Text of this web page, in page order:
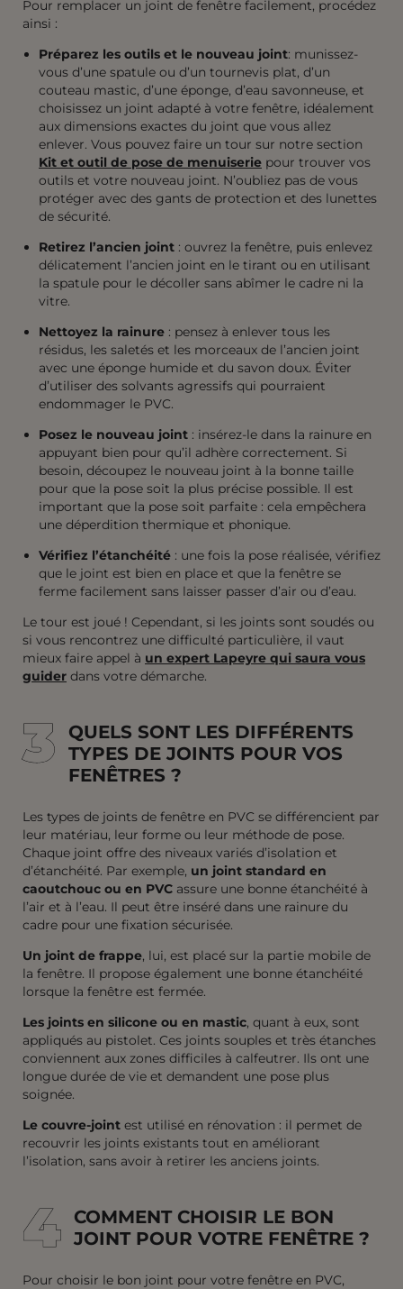
Pour remplacer un joint de fenêtre facilement, procédez
ainsi :
Préparez les outils et le nouveau joint: munissez-
vous d’une spatule ou d’un tournevis plat, d’un
couteau mastic, d’une éponge, d’eau savonneuse, et
choisissez un joint adapté à votre fenêtre, idéalement
aux dimensions exactes du joint que vous allez
enlever. Vous pouvez faire un tour sur notre section
Kit et outil de pose de menuiserie pour trouver vos
outils et votre nouveau joint. N’oubliez pas de vous
protéger avec des gants de protection et des lunettes
de sécurité.
Retirez l’ancien joint : ouvrez la fenêtre, puis enlevez
délicatement l’ancien joint en le tirant ou en utilisant
la spatule pour le décoller sans abîmer le cadre ni la
vitre.
Nettoyez la rainure : pensez à enlever tous les
résidus, les saletés et les morceaux de l’ancien joint
avec une éponge humide et du savon doux. Éviter
d’utiliser des solvants agressifs qui pourraient
endommager le PVC.
Posez le nouveau joint : insérez-le dans la rainure en
appuyant bien pour qu’il adhère correctement. Si
besoin, découpez le nouveau joint à la bonne taille
pour que la pose soit la plus précise possible. Il est
important que la pose soit parfaite : cela empêchera
une déperdition thermique et phonique.
Vérifiez l’étanchéité : une fois la pose réalisée, vérifiez
que le joint est bien en place et que la fenêtre se
ferme facilement sans laisser passer d’air ou d’eau.
Le tour est joué ! Cependant, si les joints sont soudés ou
si vous rencontrez une difficulté particulière, il vaut
mieux faire appel à un expert Lapeyre qui saura vous
guider dans votre démarche.
3
3
QUELS SONT LES DIFFÉRENTS
TYPES DE JOINTS POUR VOS
FENÊTRES ?
Les types de joints de fenêtre en PVC se différencient par
leur matériau, leur forme ou leur méthode de pose.
Chaque joint offre des niveaux variés d’isolation et
d’étanchéité. Par exemple, un joint standard en
caoutchouc ou en PVC assure une bonne étanchéité à
l’air et à l’eau. Il peut être inséré dans une rainure du
cadre pour une fixation sécurisée.
Un joint de frappe, lui, est placé sur la partie mobile de
la fenêtre. Il propose également une bonne étanchéité
lorsque la fenêtre est fermée.
Les joints en silicone ou en mastic, quant à eux, sont
appliqués au pistolet. Ces joints souples et très étanches
conviennent aux zones difficiles à calfeutrer. Ils ont une
longue durée de vie et demandent une pose plus
soignée.
Le couvre-joint est utilisé en rénovation : il permet de
recouvrir les joints existants tout en améliorant
l’isolation, sans avoir à retirer les anciens joints.
4
4
COMMENT CHOISIR LE BON
JOINT POUR VOTRE FENÊTRE ?
Pour choisir le bon joint pour votre fenêtre en PVC,